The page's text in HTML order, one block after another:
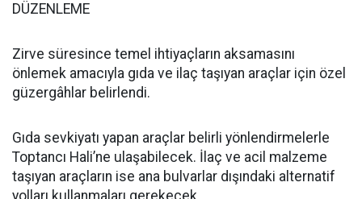
DÜZENLEME
Zirve süresince temel ihtiyaçların aksamasını
önlemek amacıyla gıda ve ilaç taşıyan araçlar için özel
güzergâhlar belirlendi.
Gıda sevkiyatı yapan araçlar belirli yönlendirmelerle
Toptancı Hali’ne ulaşabilecek. İlaç ve acil malzeme
taşıyan araçların ise ana bulvarlar dışındaki alternatif